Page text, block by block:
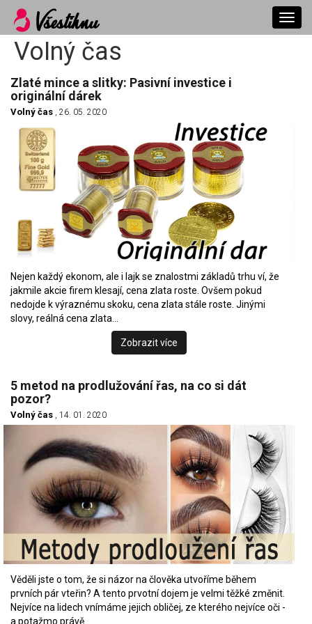
Volný čas
Zlaté mince a slitky: Pasivní investice i
originální dárek
Volný čas , 26. 05. 2020
Nejen každý ekonom, ale i lajk se znalostmi základů trhu ví, že
jakmile akcie firem klesají, cena zlata roste. Ovšem pokud
nedojde k výraznému skoku, cena zlata stále roste. Jinými
slovy, reálná cena zlata…
Zobrazit více
5 metod na prodlužování řas, na co si dát
pozor?
Volný čas , 14. 01. 2020
Věděli jste o tom, že si názor na člověka utvoříme během
prvních pár vteřin? A tento prvotní dojem je velmi těžké změnit.
Nejvíce na lidech vnímáme jejich obličej, ze kterého nejvíce oči -
a potažmo právě…